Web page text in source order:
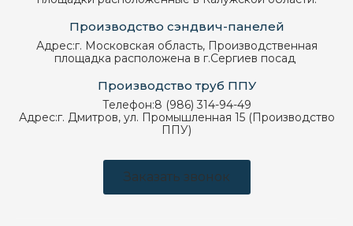
Производство сэндвич-панелей
Адрес:г. Московская область, Производственная
площадка расположена в г.Сергиев посад
Производство труб ППУ
Телефон:8 (986) 314-94-49
Адрес:г. Дмитров, ул. Промышленная 15 (Производство
ППУ)
Заказать звонок